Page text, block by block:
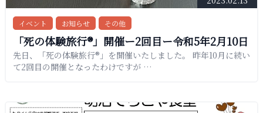
イベント お知らせ その他
「死の体験旅行®︎」開催ー2回目ー令和5年2月10日
先日、「死の体験旅行®︎」を開催いたしました。 昨年10月に続い
て2回目の開催となったわけですが …